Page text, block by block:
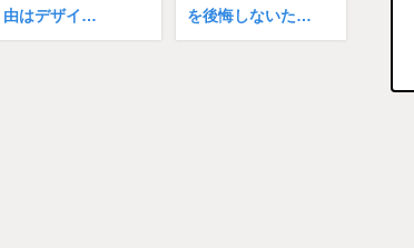
由はデザイ…
を後悔しないた…